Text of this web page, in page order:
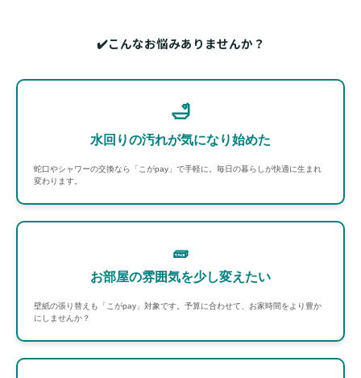
✔️こんなお悩みありませんか？
🛁
水回りの汚れが気になり始めた
蛇口やシャワーの交換なら「こがpay」で手軽に。毎日の暮らしが快適に生まれ
変わります。
🧱
お部屋の雰囲気を少し変えたい
壁紙の張り替えも「こがpay」対象です。予算に合わせて、お家時間をより豊か
にしませんか？